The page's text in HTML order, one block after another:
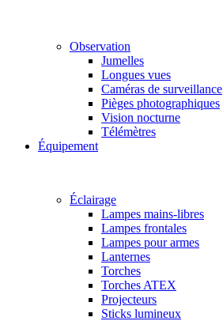
Observation
Jumelles
Longues vues
Caméras de surveillance
Pièges photographiques
Vision nocturne
Télémètres
Équipement
Éclairage
Lampes mains-libres
Lampes frontales
Lampes pour armes
Lanternes
Torches
Torches ATEX
Projecteurs
Sticks lumineux